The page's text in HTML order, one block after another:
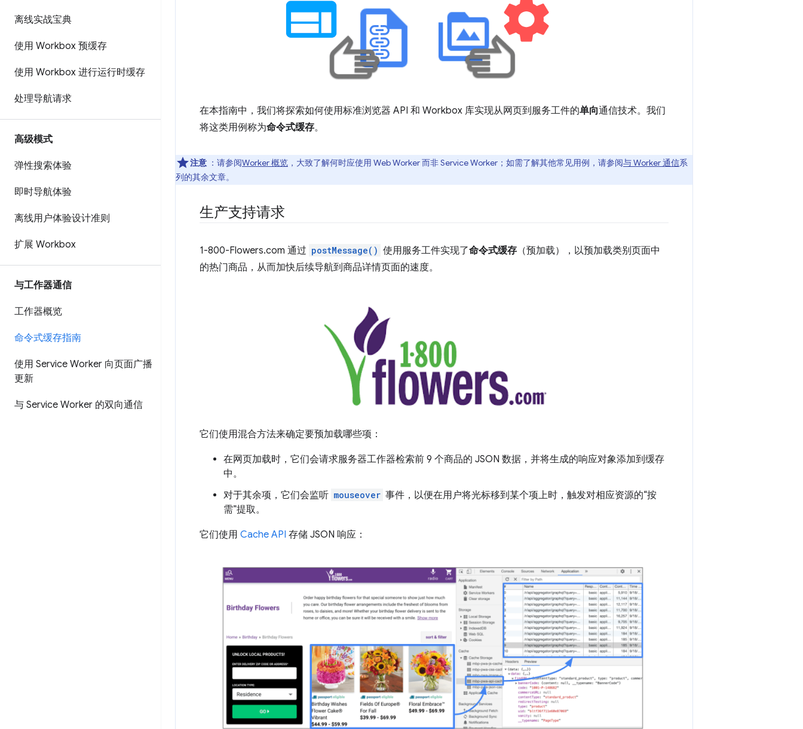
离线实战宝典
使用 Workbox 预缓存
使用 Workbox 进行运行时缓存
处理导航请求
高级模式
弹性搜索体验
即时导航体验
离线用户体验设计准则
扩展 Workbox
与工作器通信
工作器概览
命令式缓存指南
使用 Service Worker 向页面广播
更新
与 Service Worker 的双向通信
在本指南中，我们将探索如何使用标准浏览器 API 和 Workbox 库实现从网页到服务工件的单向通信技术。我们
将这类用例称为命令式缓存。
注意 ：请参阅Worker 概览 ，大致了解何时应使用 Web Worker 而非 Service Worker；如需了解其他常见用例，请参阅与 Worker 通信系
列的其余文章。
生产支持请求
1-800-Flowers.com 通过 postMessage() 使用服务工件实现了命令式缓存 （预加载），以预加载类别页面中
的热门商品，从而加快后续导航到商品详情页面的速度。
它们使用混合方法来确定要预加载哪些项：
在网页加载时，它们会请求服务器工作器检索前 9 个商品的 JSON 数据，并将生成的响应对象添加到缓存
中。
对于其余项，它们会监听 mouseover 事件，以便在用户将光标移到某个项上时，触发对相应资源的“按
需”提取。
它们使用 Cache API 存储 JSON 响应：